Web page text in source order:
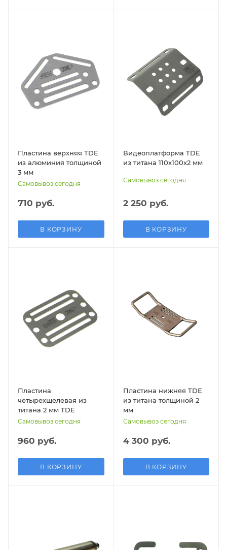
Пластина верхняя TDE
из алюминия толщиной
3 мм
Самовывоз сегодня
710 руб.
В КОРЗИНУ
Видеоплатформа TDE
из титана 110x100x2 мм
Самовывоз сегодня
2 250 руб.
В КОРЗИНУ
Пластина
четырехщелевая из
титана 2 мм TDE
Самовывоз сегодня
960 руб.
В КОРЗИНУ
Пластина нижняя TDE
из титана толщиной 2
мм
Самовывоз сегодня
4 300 руб.
В КОРЗИНУ